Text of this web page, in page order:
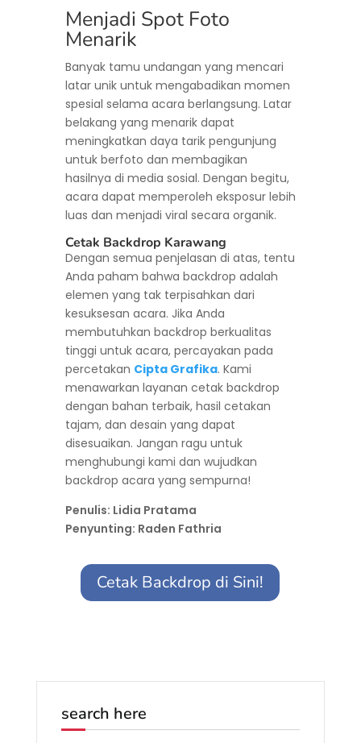
Menjadi Spot Foto
Menarik
Banyak tamu undangan yang mencari
latar unik untuk mengabadikan momen
spesial selama acara berlangsung. Latar
belakang yang menarik dapat
meningkatkan daya tarik pengunjung
untuk berfoto dan membagikan
hasilnya di media sosial. Dengan begitu,
acara dapat memperoleh eksposur lebih
luas dan menjadi viral secara organik.
Cetak Backdrop Karawang
Dengan semua penjelasan di atas, tentu
Anda paham bahwa backdrop adalah
elemen yang tak terpisahkan dari
kesuksesan acara. Jika Anda
membutuhkan backdrop berkualitas
tinggi untuk acara, percayakan pada
percetakan Cipta Grafika. Kami
menawarkan layanan cetak backdrop
dengan bahan terbaik, hasil cetakan
tajam, dan desain yang dapat
disesuaikan. Jangan ragu untuk
menghubungi kami dan wujudkan
backdrop acara yang sempurna!
Penulis: Lidia Pratama
Penyunting: Raden Fathria
Cetak Backdrop di Sini!
search here